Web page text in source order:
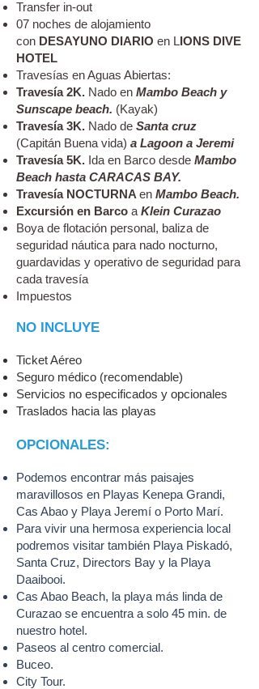
Transfer in-out
07 noches de alojamiento
con DESAYUNO DIARIO en LIONS DIVE
HOTEL
Travesías en Aguas Abiertas:
Travesía 2K. Nado en Mambo Beach y
Sunscape beach. (Kayak)
Travesía 3K. Nado de Santa cruz
(Capitán Buena vida) a Lagoon a Jeremi
Travesía 5K. Ida en Barco desde Mambo
Beach hasta CARACAS BAY.
Travesía NOCTURNA en Mambo Beach.
Excursión en Barco a Klein Curazao​
Boya de flotación personal, baliza de
seguridad náutica para nado nocturno,
guardavidas y operativo de seguridad para
cada travesía
Impuestos
NO INCLUYE
Ticket Aéreo
Seguro médico (recomendable)
Servicios no especificados y opcionales
Traslados hacia las playas
OPCIONALES:
Podemos encontrar más paisajes
maravillosos en Playas Kenepa Grandi,
Cas Abao y Playa Jeremí o Porto Marí.
Para vivir una hermosa experiencia local
podremos visitar también Playa Piskadó,
Santa Cruz, Directors Bay y la Playa
Daaibooi.
Cas Abao Beach, la playa más linda de
Curazao se encuentra a solo 45 min. de
nuestro hotel.
Paseos al centro comercial.
Buceo.
City Tour.